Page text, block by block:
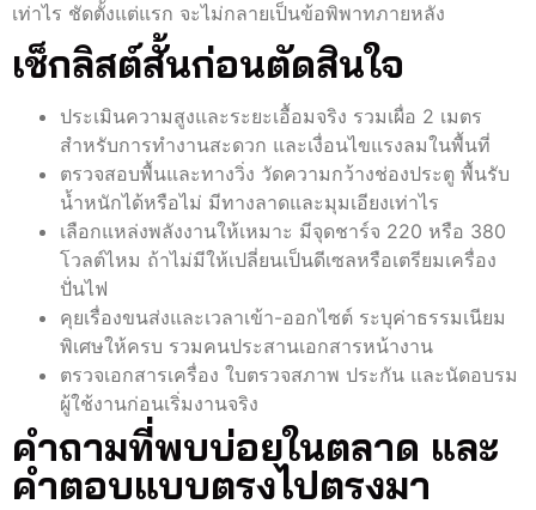
เท่าไร ชัดตั้งแต่แรก จะไม่กลายเป็นข้อพิพาทภายหลัง
เช็กลิสต์สั้นก่อนตัดสินใจ
ประเมินความสูงและระยะเอื้อมจริง รวมเผื่อ 2 เมตร
สำหรับการทำงานสะดวก และเงื่อนไขแรงลมในพื้นที่
ตรวจสอบพื้นและทางวิ่ง วัดความกว้างช่องประตู พื้นรับ
น้ำหนักได้หรือไม่ มีทางลาดและมุมเอียงเท่าไร
เลือกแหล่งพลังงานให้เหมาะ มีจุดชาร์จ 220 หรือ 380
โวลต์ไหม ถ้าไม่มีให้เปลี่ยนเป็นดีเซลหรือเตรียมเครื่อง
ปั่นไฟ
คุยเรื่องขนส่งและเวลาเข้า-ออกไซต์ ระบุค่าธรรมเนียม
พิเศษให้ครบ รวมคนประสานเอกสารหน้างาน
ตรวจเอกสารเครื่อง ใบตรวจสภาพ ประกัน และนัดอบรม
ผู้ใช้งานก่อนเริ่มงานจริง
คำถามที่พบบ่อยในตลาด และ
คำตอบแบบตรงไปตรงมา